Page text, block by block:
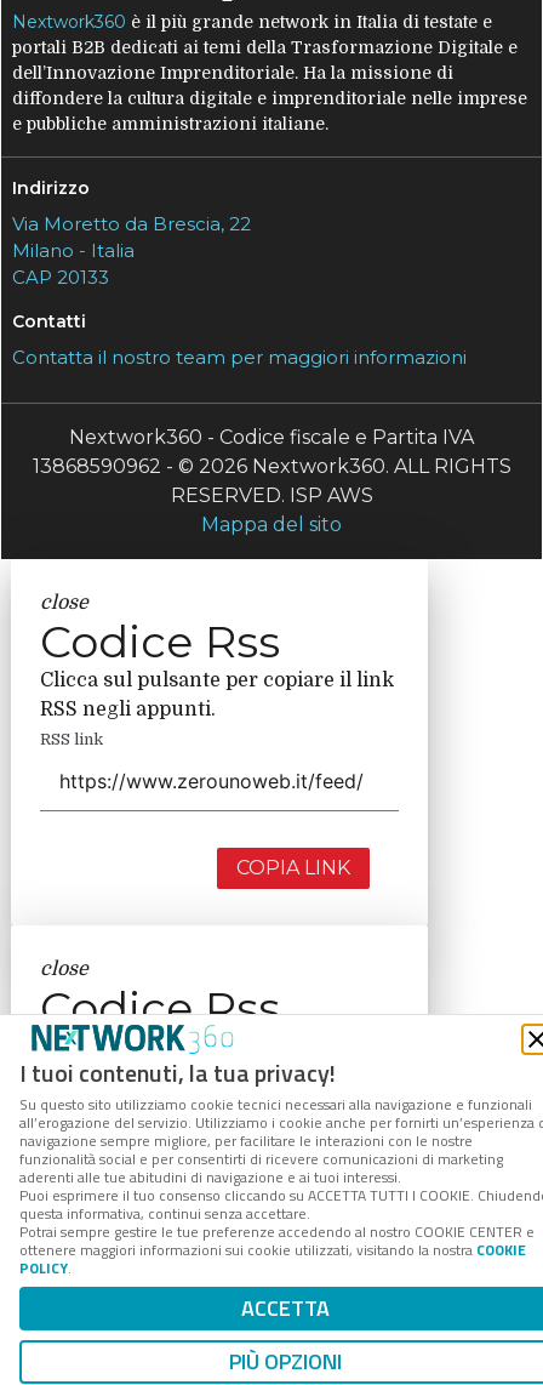
I tuoi contenuti, la tua privacy!
Su questo sito utilizziamo cookie tecnici necessari alla navigazione e funzionali
all’erogazione del servizio. Utilizziamo i cookie anche per fornirti un’esperienza
navigazione sempre migliore, per facilitare le interazioni con le nostre
funzionalità social e per consentirti di ricevere comunicazioni di marketing
aderenti alle tue abitudini di navigazione e ai tuoi interessi.
Puoi esprimere il tuo consenso cliccando su ACCETTA TUTTI I COOKIE.
questa informativa, continui senza accettare.
Potrai sempre gestire le tue preferenze accedendo al nostro COOKIE CENTER e
ottenere maggiori informazioni sui cookie utilizzati, visitando la nostra COOKIE
POLICY.
ACCETTA
PIÙ OPZIONI
Nextwork360 è il più grande network in Italia di testate e
portali B2B dedicati ai temi della Trasformazione Digitale e
dell’Innovazione Imprenditoriale. Ha la missione di
diffondere la cultura digitale e imprenditoriale nelle imprese
e pubbliche amministrazioni italiane.
Indirizzo
Via Moretto da Brescia, 22
Milano - Italia
CAP 20133
Contatti
Contatta il nostro team per maggiori informazioni
Nextwork360 - Codice fiscale e Partita IVA
13868590962 - © 2026 Nextwork360. ALL RIGHTS
RESERVED. ISP AWS
Mappa del sito
close
Codice Rss
Clicca sul pulsante per copiare il link
RSS negli appunti.
RSS link
COPIA LINK
close
Codice Rss
Clicca sul pulsante per copiare il link
RSS negli appunti.
RSS link
COPIA LINK